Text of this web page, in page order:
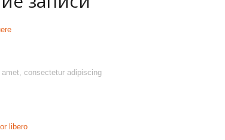
consectetur adipiscing